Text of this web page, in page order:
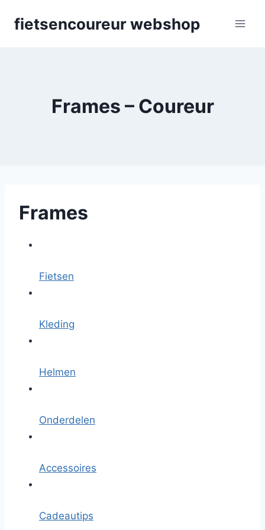
fietsencoureur webshop
Frames – Coureur
Frames
Fietsen
Kleding
Helmen
Onderdelen
Accessoires
Cadeautips